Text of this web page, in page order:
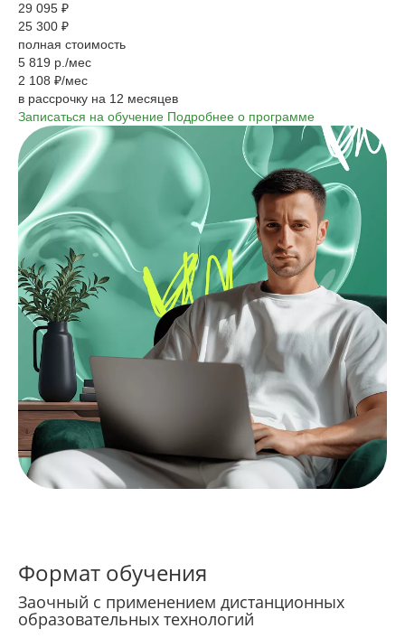
29 095 ₽
25 300 ₽
полная стоимость
5 819 р./мес
2 108 ₽/мес
в рассрочку на 12 месяцев
Записаться на обучение Подробнее о программе
Формат обучения
Заочный с применением дистанционных
образовательных технологий